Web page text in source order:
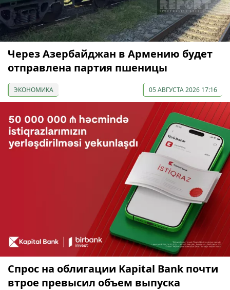
Через Азербайджан в Армению будет
отправлена партия пшеницы
ЭКОНОМИКА 05 АВГУСТА 2026 17:16
Спрос на облигации Kapital Bank почти
втрое превысил объем выпуска